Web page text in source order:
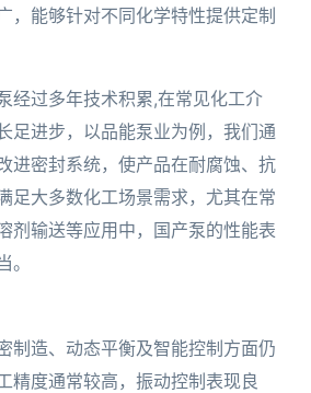
，能够针对不同化学特性提供定制
经过多年技术积累,在常见化工介
足进步，以品能泵业为例，我们通
进密封系统，使产品在耐腐蚀、抗
足大多数化工场景需求，尤其在常
剂输送等应用中，国产泵的性能表
制造、动态平衡及智能控制方面仍
精度通常较高，振动控制表现良